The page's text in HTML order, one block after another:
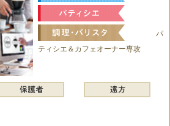
パ
ティシエ＆カフェオーナー専攻